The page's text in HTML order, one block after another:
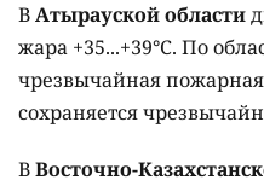
ВАтырауской области
жара +35...+39°C. По
чрезвычайная пожарная
сохраняется
ВВосточно-